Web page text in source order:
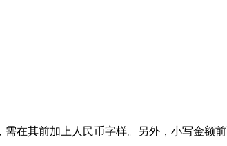
在其前加上人民币字样。另外，小写金额